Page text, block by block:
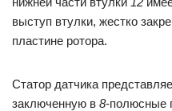
выступ втулки, жестко
пластине ротора.
Статор датчика
заключенную в 8-полюсные